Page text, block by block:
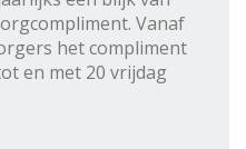
Vanaf
het compliment
en met 20 vrijdag